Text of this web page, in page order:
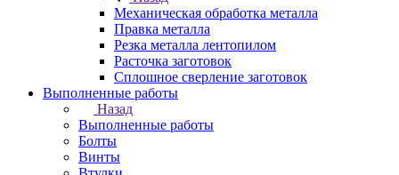
Механическая обработка металла
Правка металла
Резка металла лентопилом
Расточка заготовок
Сплошное сверление заготовок
Выполненные работы
Назад
Выполненные работы
Болты
Винты